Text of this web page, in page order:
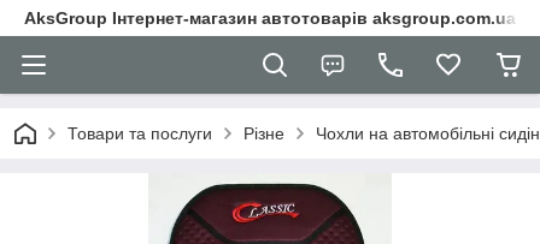
AksGroup Інтернет-магазин автотоварів aksgroup.com.ua
Товари та послуги Різне Чохли на автомобільні